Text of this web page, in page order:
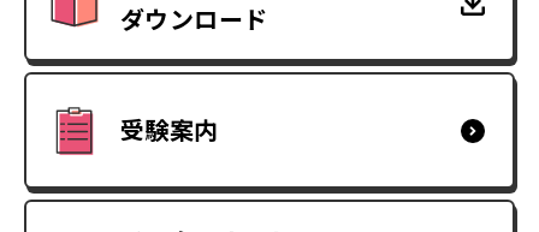
ダウンロード
受験案内